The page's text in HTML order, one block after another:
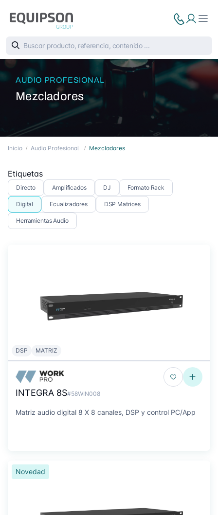
AUDIO PROFESIONAL
Mezcladores
Inicio Audio Profesional Mezcladores
Etiquetas
Directo Amplificados DJ Formato Rack
Digital Ecualizadores DSP Matrices
Herramientas Audio
DSP MATRIZ
INTEGRA 8S#58WIN008
Matriz audio digital 8 X 8 canales, DSP y control PC/App
Novedad